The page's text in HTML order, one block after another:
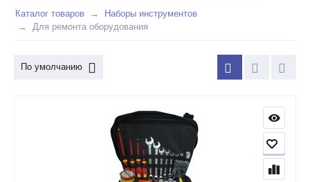
Каталог товаров
Наборы инструментов
Для ремонта оборудования
По умолчанию